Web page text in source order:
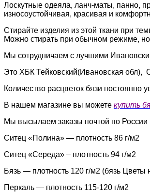
Лоскутные одеяла, ланч-маты, панно,
износоустойчивая, красивая и
Стирайте изделия из этой ткани при
Можно стирать при обычном режиме,
Мы сотрудничаем с лучшими
Это ХБК Тейковский(Ивановская обл),
Количество расцветок бязи постоянно
В нашем магазине вы можете купить
Мы высылаем заказы почтой по России
Ситец «Полина» — плотность 86 г/м2
Ситец «Середа» – плотность 94 г/м2
Бязь — плотность 120 г/м2 (бязь Цветы
Перкаль — плотность 115-120 г/м2